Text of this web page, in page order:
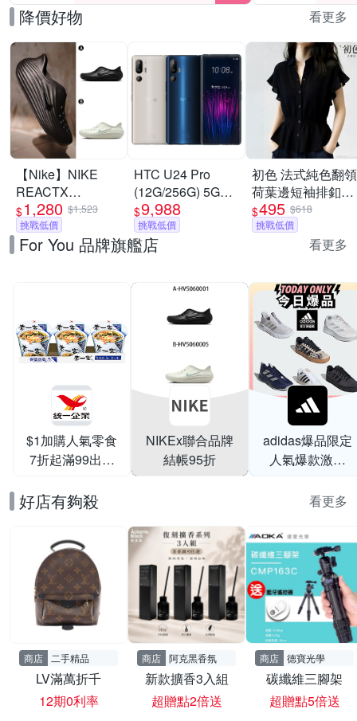
降價好物 看更多
【Nike】NIKE
REACTX
REJUVEN8 運動
涼鞋 懶人鞋 洞洞
鞋 男女 A-
$1,280 $1,523
挑戰低價
HTC U24 Pro
(12G/256G) 5G
6.8吋智慧型手機
$9,988
挑戰低價
初色 法式純色翻領
荷葉邊短袖排釦收
腰襯衫上衣-黑
色-50612(M-2XL
$495 $618
挑戰低價
For You 品牌旗艦店 看更多
$1加購人氣零食
7折起滿99出貨
NIKEx聯合品牌
結帳95折
adidas爆品限定
人氣爆款激降
好店有夠殺 看更多
商店 二手精品
LV滿萬折千
12期0利率
商店 阿克黑香氛
新款擴香3入組
超贈點2倍送
商店 德寶光學
碳纖維三腳架
超贈點5倍送